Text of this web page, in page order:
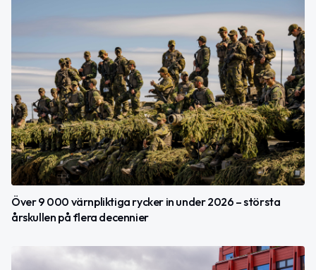
Över 9 000 värnpliktiga rycker in under 2026 – största
årskullen på flera decennier